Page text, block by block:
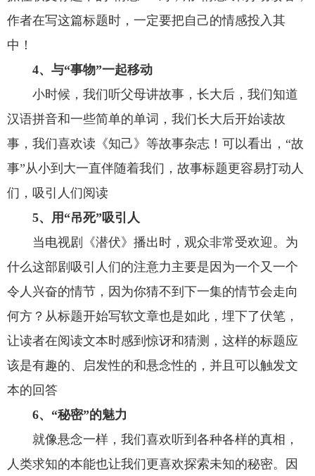
作者在写这篇标题时，一定要把自己的情感投入其
中！
4、与“事物”一起移动
小时候，我们听父母讲故事，长大后，我们知道
汉语拼音和一些简单的单词，我们长大后开始读故
事，我们喜欢读《知己》等故事杂志！可以看出，“故
事”从小到大一直伴随着我们，故事标题更容易打动人
们，吸引人们阅读
5、用“吊死”吸引人
当电视剧《潜伏》播出时，观众非常受欢迎。为
什么这部剧吸引人们的注意力主要是因为一个又一个
令人兴奋的情节，因为你猜不到下一集的情节会走向
何方？从标题开始写软文章也是如此，埋下了伏笔，
让读者在阅读文本时感到惊讶和猜测，这样的标题应
该是有趣的、启发性的和悬念性的，并且可以触发文
本的回答
6、“秘密”的魅力
就像悬念一样，我们喜欢听到各种各样的真相，
人类求知的本能也让我们更喜欢探索未知的秘密。因